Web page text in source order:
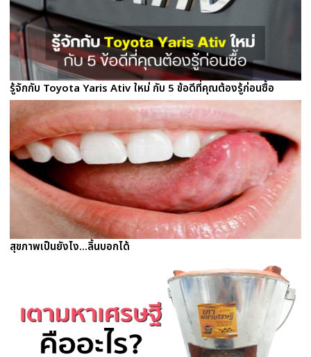
รู้จักกับ Toyota Yaris Ativ ใหม่ กับ 5 ข้อดีที่คุณต้องรู้ก่อนซื้อ
สุขภาพเป็นยังไง...ลิ้นบอกได้